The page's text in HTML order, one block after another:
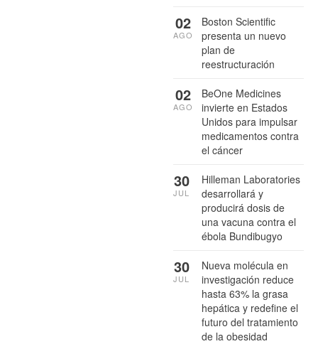
Boston Scientific
presenta un nuevo
plan de
reestructuración
02
AGO
BeOne Medicines
invierte en Estados
Unidos para impulsar
medicamentos contra
el cáncer
02
AGO
Hilleman Laboratories
desarrollará y
producirá dosis de
una vacuna contra el
ébola Bundibugyo
30
JUL
Nueva molécula en
investigación reduce
hasta 63% la grasa
hepática y redefine el
futuro del tratamiento
de la obesidad
30
JUL